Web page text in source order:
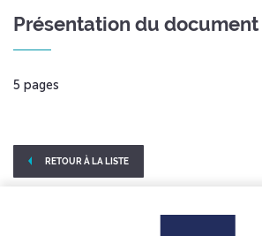
Présentation du document
5 pages
RETOUR À LA LISTE